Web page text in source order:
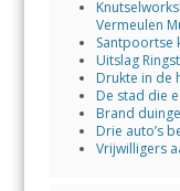
Vermeulen
Santpoortse
Uitslag
Drukte in de
De stad die
Brand
Drie auto’s
Vrijwilligers